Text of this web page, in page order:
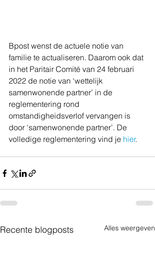
Bpost wenst de actuele notie van
familie te actualiseren. Daarom ook dat
in het Paritair Comité van 24 februari
2022 de notie van ‘wettelijk
samenwonende partner’ in de
reglementering rond
omstandigheidsverlof vervangen is
door ‘samenwonende partner’. De
volledige reglementering vind je hier.
Recente blogposts Alles weergeven